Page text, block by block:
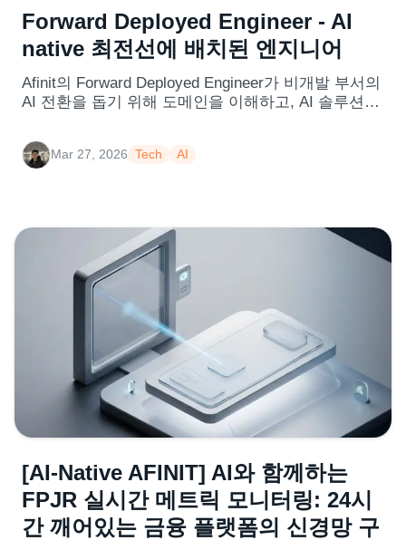
Forward Deployed Engineer - AI
native 최전선에 배치된 엔지니어
Afinit의 Forward Deployed Engineer가 비개발 부서의
AI 전환을 돕기 위해 도메인을 이해하고, AI 솔루션을
Mar 27, 2026 Tech AI
[AI-Native AFINIT] AI와 함께하는
FPJR 실시간 메트릭 모니터링: 24시
간 깨어있는 금융 플랫폼의 신경망 구